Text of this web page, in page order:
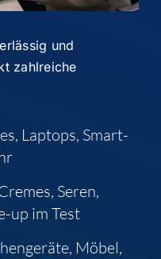
und
zahlreiche
Laptops, Smart-
Seren,
up im Test
Möbel,